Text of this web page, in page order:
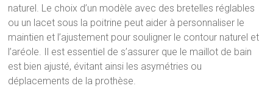
naturel. Le choix d’un modèle avec des bretelles réglables
ou un lacet sous la poitrine peut aider à personnaliser le
maintien et l’ajustement pour souligner le contour naturel et
l’aréole. Il est essentiel de s’assurer que le maillot de bain
est bien ajusté, évitant ainsi les asymétries ou
déplacements de la prothèse.